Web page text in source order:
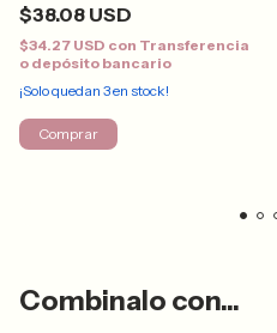
$38.08 USD
$34.27 USD con Transferencia
o depósito bancario
¡Solo quedan 3en stock!
Comprar
Combinalo con...